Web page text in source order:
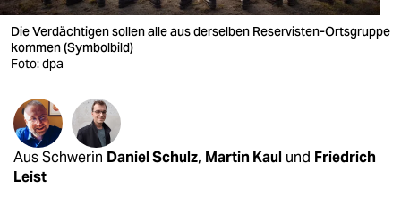
verlag
verlag
shop
fragen & hilfe
unterstützen
Die Verdächtigen sollen alle aus derselben Reservisten-Ortsgruppe
kommen (Symbolbild)
Foto: dpa
Aus Schwerin Daniel Schulz, Martin Kaul und Friedrich
Leist